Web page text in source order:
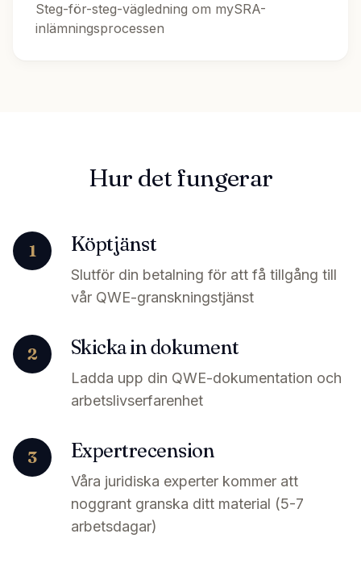
Steg-för-steg-vägledning om mySRA-
inlämningsprocessen
Hur det fungerar
1 Köptjänst
Slutför din betalning för att få tillgång till
vår QWE-granskningstjänst
2 Skicka in dokument
Ladda upp din QWE-dokumentation och
arbetslivserfarenhet
3 Expertrecension
Våra juridiska experter kommer att
noggrant granska ditt material (5-7
arbetsdagar)